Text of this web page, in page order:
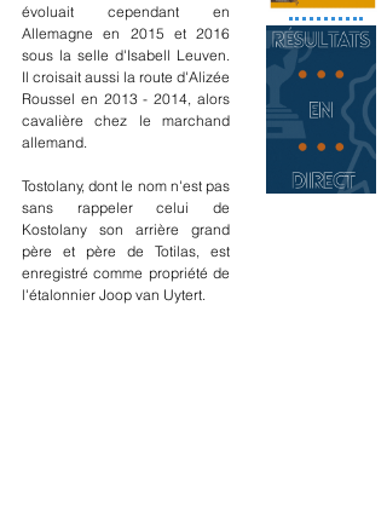
évoluait cependant en
Allemagne en 2015 et 2016
sous la selle d'Isabell Leuven.
Il croisait aussi la route d'Alizée
Roussel en 2013 - 2014, alors
cavalière chez le marchand
allemand.
Tostolany, dont le nom n'est pas
sans rappeler celui de
Kostolany son arrière grand
père et père de Totilas, est
enregistré comme propriété de
l'étalonnier Joop van Uytert.